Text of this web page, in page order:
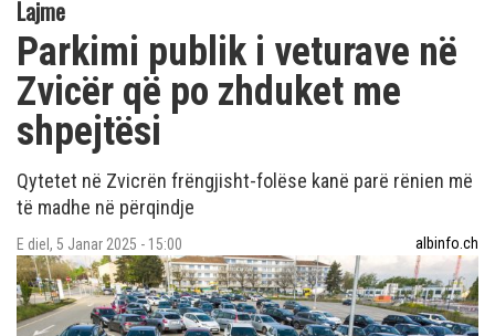
Lajme
Parkimi publik i veturave në
Zvicër që po zhduket me
shpejtësi
Qytetet në Zvicrën frëngjisht-folëse kanë parë rënien më
të madhe në përqindje
E diel, 5 Janar 2025 - 15:00 albinfo.ch